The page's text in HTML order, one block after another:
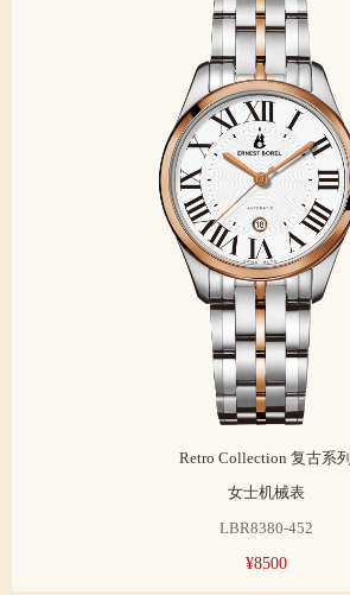
Retro Collection 复古系列
女士机械表
LBR8380-452
¥8500